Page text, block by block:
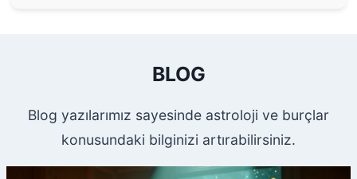
BLOG
Blog yazılarımız sayesinde astroloji ve burçlar
konusundaki bilginizi artırabilirsiniz.